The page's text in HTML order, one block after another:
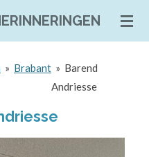
» Brabant » Barend
Andriesse